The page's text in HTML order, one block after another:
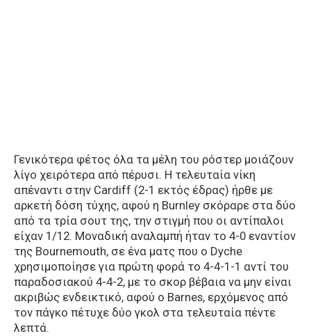
Γενικότερα φέτος όλα τα μέλη του ρόστερ μοιάζουν
λίγο χειρότερα από πέρυσι. Η τελευταία νίκη
απέναντι στην Cardiff (2-1 εκτός έδρας) ήρθε με
αρκετή δόση τύχης, αφού η Burnley σκόραρε στα δύο
από τα τρία σουτ της, την στιγμή που οι αντίπαλοι
είχαν 1/12. Μοναδική αναλαμπή ήταν το 4-0 εναντίον
της Bournemouth, σε ένα ματς που ο Dyche
χρησιμοποίησε για πρώτη φορά το 4-4-1-1 αντί του
παραδοσιακού 4-4-2, με το σκορ βέβαια να μην είναι
ακριβώς ενδεικτικό, αφού ο Barnes, ερχόμενος από
τον πάγκο πέτυχε δύο γκολ στα τελευταία πέντε
λεπτά.